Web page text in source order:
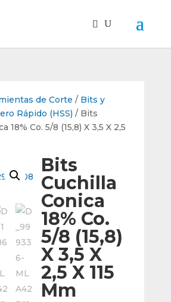
de Corte / Bits y
Rápido (HSS) / Bits
18% Co. 5/8 (15,8) X 3,5 X 2,5
Bits
Cuchilla
Conica
18% Co.
5/8 (15,8)
X 3,5 X
2,5 X 115
Mm